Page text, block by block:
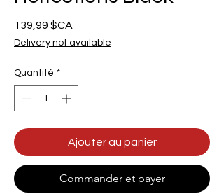
139,99 $CA
Delivery not available
Quantité *
Ajouter au panier
Commander et payer